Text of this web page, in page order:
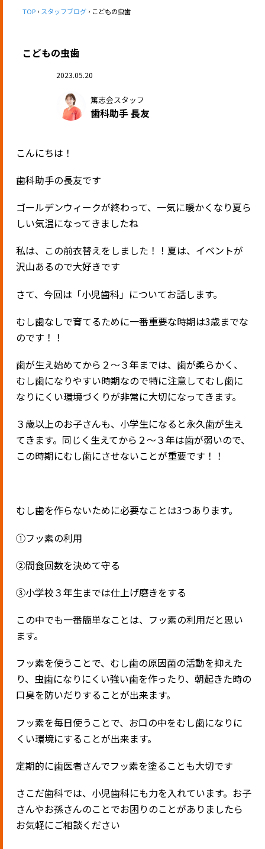
TOP スタッフブログ こどもの虫歯
こどもの虫歯
2023.05.20
篤志会スタッフ
歯科助手 長友
こんにちは！
歯科助手の長友です
ゴールデンウィークが終わって、一気に暖かくなり夏ら
しい気温になってきましたね
私は、この前衣替えをしました！！夏は、イベントが
沢山あるので大好きです
さて、今回は「小児歯科」についてお話します。
むし歯なしで育てるために一番重要な時期は3歳までな
のです！！
歯が生え始めてから２～３年までは、歯が柔らかく、
むし歯になりやすい時期なので特に注意してむし歯に
なりにくい環境づくりが非常に大切になってきます。
３歳以上のお子さんも、小学生になると永久歯が生え
てきます。同じく生えてから２～３年は歯が弱いので、
この時期にむし歯にさせないことが重要です！！
むし歯を作らないために必要なことは3つあります。
①フッ素の利用
②間食回数を決めて守る
③小学校３年生までは仕上げ磨きをする
この中でも一番簡単なことは、フッ素の利用だと思い
ます。
フッ素を使うことで、むし歯の原因菌の活動を抑えた
り、虫歯になりにくい強い歯を作ったり、朝起きた時の
口臭を防いだりすることが出来ます。
フッ素を毎日使うことで、お口の中をむし歯になりに
くい環境にすることが出来ます。
定期的に歯医者さんでフッ素を塗ることも大切です
さこだ歯科では、小児歯科にも力を入れています。お子
さんやお孫さんのことでお困りのことがありましたら
お気軽にご相談ください